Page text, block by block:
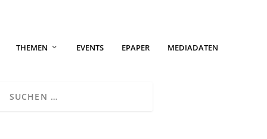
THEMEN EVENTS EPAPER MEDIADATEN